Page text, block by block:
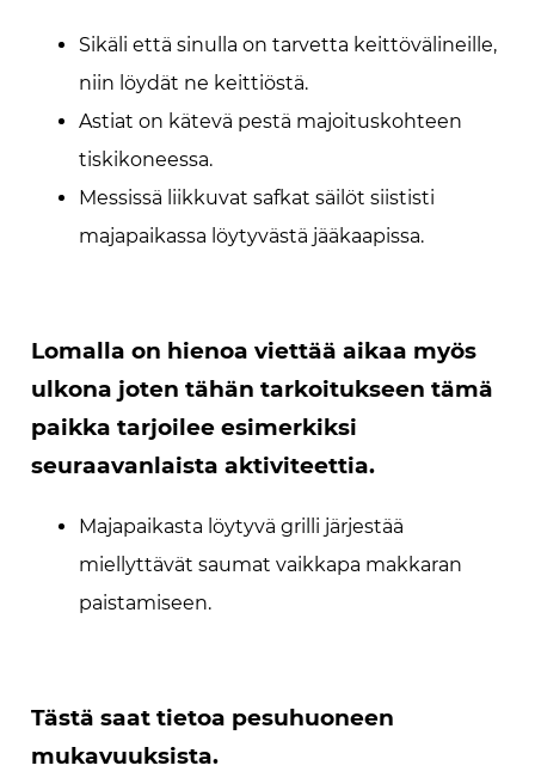
Sikäli että sinulla on tarvetta keittövälineille,
niin löydät ne keittiöstä.
Astiat on kätevä pestä majoituskohteen
tiskikoneessa.
Messissä liikkuvat safkat säilöt siististi
majapaikassa löytyvästä jääkaapissa.
Lomalla on hienoa viettää aikaa myös
ulkona joten tähän tarkoitukseen tämä
paikka tarjoilee esimerkiksi
seuraavanlaista aktiviteettia.
Majapaikasta löytyvä grilli järjestää
miellyttävät saumat vaikkapa makkaran
paistamiseen.
Tästä saat tietoa pesuhuoneen
mukavuuksista.